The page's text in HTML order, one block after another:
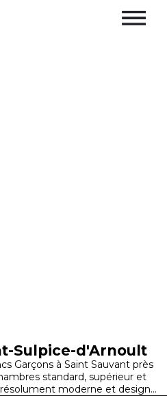
Sulpice-d'Arnoult
Garçons à Saint Sauvant près
standard, supérieur et
moderne et design...